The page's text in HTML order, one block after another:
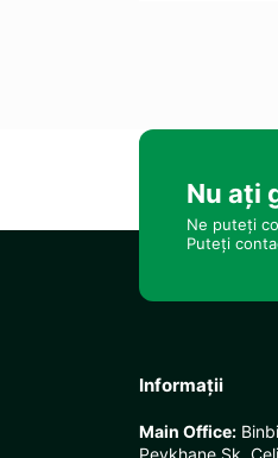
Nu ați
Ne puteți
Puteți
Informații
Main Office:
Peykhane Sk.